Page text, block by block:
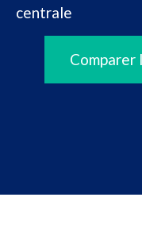
centrale
Comparer